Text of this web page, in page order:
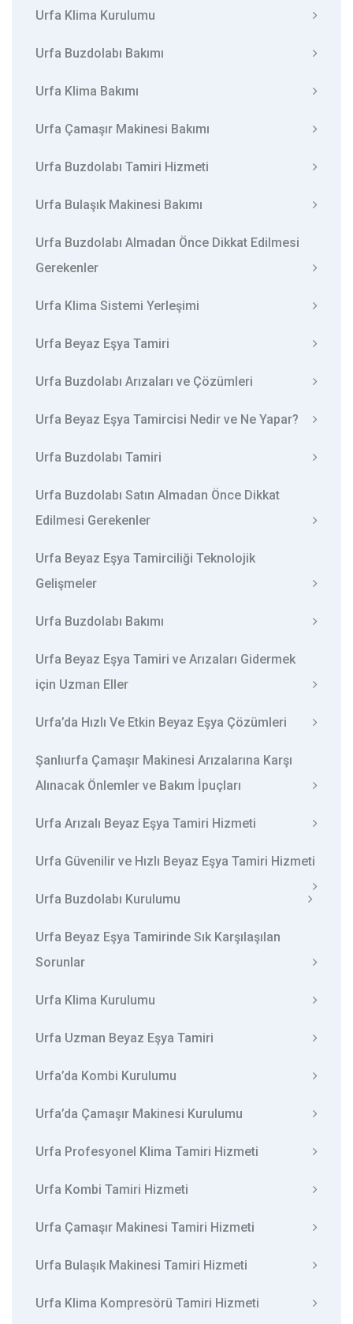
Urfa Klima Kurulumu
Urfa Buzdolabı Bakımı
Urfa Klima Bakımı
Urfa Çamaşır Makinesi Bakımı
Urfa Buzdolabı Tamiri Hizmeti
Urfa Bulaşık Makinesi Bakımı
Urfa Buzdolabı Almadan Önce Dikkat Edilmesi
Gerekenler
Urfa Klima Sistemi Yerleşimi
Urfa Beyaz Eşya Tamiri
Urfa Buzdolabı Arızaları ve Çözümleri
Urfa Beyaz Eşya Tamircisi Nedir ve Ne Yapar?
Urfa Buzdolabı Tamiri
Urfa Buzdolabı Satın Almadan Önce Dikkat
Edilmesi Gerekenler
Urfa Beyaz Eşya Tamirciliği Teknolojik
Gelişmeler
Urfa Buzdolabı Bakımı
Urfa Beyaz Eşya Tamiri ve Arızaları Gidermek
için Uzman Eller
Urfa’da Hızlı Ve Etkin Beyaz Eşya Çözümleri
Şanlıurfa Çamaşır Makinesi Arızalarına Karşı
Alınacak Önlemler ve Bakım İpuçları
Urfa Arızalı Beyaz Eşya Tamiri Hizmeti
Urfa Güvenilir ve Hızlı Beyaz Eşya Tamiri Hizmeti
Urfa Buzdolabı Kurulumu
Urfa Beyaz Eşya Tamirinde Sık Karşılaşılan
Sorunlar
Urfa Klima Kurulumu
Urfa Uzman Beyaz Eşya Tamiri
Urfa’da Kombi Kurulumu
Urfa’da Çamaşır Makinesi Kurulumu
Urfa Profesyonel Klima Tamiri Hizmeti
Urfa Kombi Tamiri Hizmeti
Urfa Çamaşır Makinesi Tamiri Hizmeti
Urfa Bulaşık Makinesi Tamiri Hizmeti
Urfa Klima Kompresörü Tamiri Hizmeti